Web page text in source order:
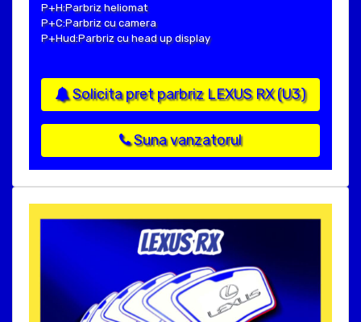
P+H:Parbriz heliomat
P+C:Parbriz cu camera
P+Hud:Parbriz cu head up display
Solicita pret parbriz LEXUS RX (U3)
Suna vanzatorul